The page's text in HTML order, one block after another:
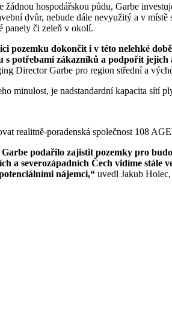
žádnou hospodářskou půdu, Garbe
dvůr, nebude dále nevyužitý a v
panely či zeleň v okolí.
pozemku dokončit i v této nelehké
s potřebami zákazníků a podpořit
Director Garbe pro region střední a
minulost, je nadstandardní kapacita sítí
realitně-poradenská společnost 108
Garbe podařilo zajistit pozemky pro
a severozápadních Čech vidíme
nájemci,“ uvedl Jakub